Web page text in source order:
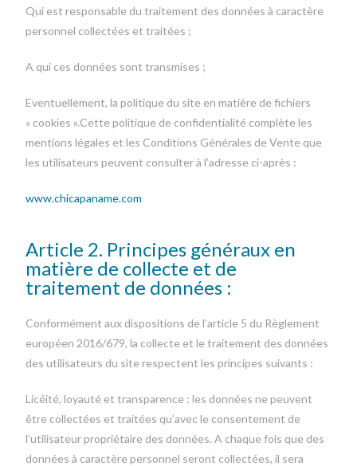
Qui est responsable du traitement des données à caractère
personnel collectées et traitées ;
A qui ces données sont transmises ;
Eventuellement, la politique du site en matière de fichiers
« cookies ».Cette politique de confidentialité complète les
mentions légales et les Conditions Générales de Vente que
les utilisateurs peuvent consulter à l’adresse ci-après :
www.chicapaname.com
Article 2. Principes généraux en
matière de collecte et de
traitement de données :
Conformément aux dispositions de l’article 5 du Règlement
européen 2016/679, la collecte et le traitement des données
des utilisateurs du site respectent les principes suivants :
Licéité, loyauté et transparence : les données ne peuvent
être collectées et traitées qu’avec le consentement de
l’utilisateur propriétaire des données. A chaque fois que des
données à caractère personnel seront collectées, il sera